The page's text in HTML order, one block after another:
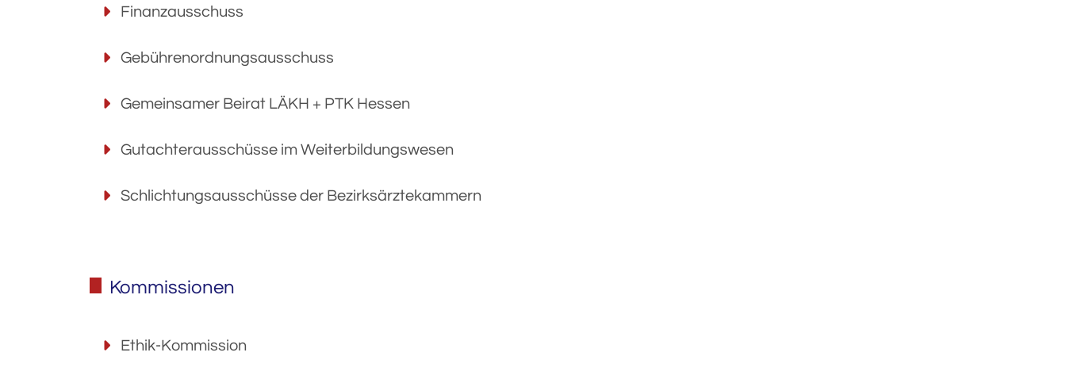
Finanzausschuss
Gebührenordnungsausschuss
Gemeinsamer Beirat LÄKH + PTK Hessen
Gutachterausschüsse im Weiterbildungswesen
Schlichtungsausschüsse der Bezirksärztekammern
Kommissionen
Ethik-Kommission